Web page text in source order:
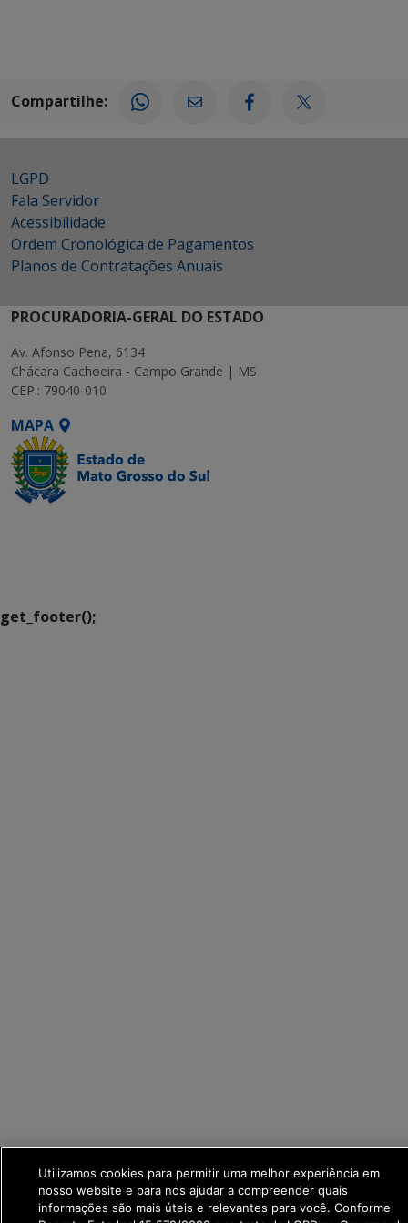
Compartilhe:
LGPD
Fala Servidor
Acessibilidade
Ordem Cronológica de Pagamentos
Planos de Contratações Anuais
PROCURADORIA-GERAL DO ESTADO
Av. Afonso Pena, 6134
Chácara Cachoeira - Campo Grande | MS
CEP.: 79040-010
MAPA
get_footer();
Utilizamos cookies para permitir uma melhor experiência em
nosso website e para nos ajudar a compreender quais
informações são mais úteis e relevantes para você. Conforme